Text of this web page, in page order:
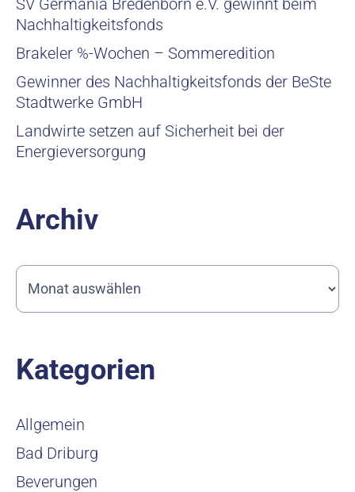
SV Germania Bredenborn e.V. gewinnt beim
Nachhaltigkeitsfonds
Brakeler %-Wochen – Sommeredition
Gewinner des Nachhaltigkeitsfonds der BeSte
Stadtwerke GmbH
Landwirte setzen auf Sicherheit bei der
Energieversorgung
Archiv
Kategorien
Allgemein
Bad Driburg
Beverungen